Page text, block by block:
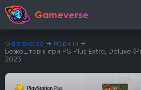
Gameverse
Gameverse
Новини
Безкоштовні ігри PS Plus Extra, Deluxe
2023